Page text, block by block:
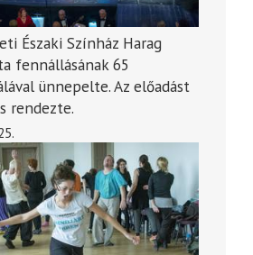
Északi Színház Harag
fennállásának 65
ünnepelte. Az előadást
rendezte.